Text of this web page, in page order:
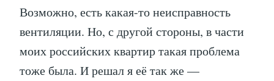
Возможно, есть какая-то неисправность
вентиляции. Но, с другой стороны, в части
моих российских квартир такая проблема
тоже была. И решал я её так же —